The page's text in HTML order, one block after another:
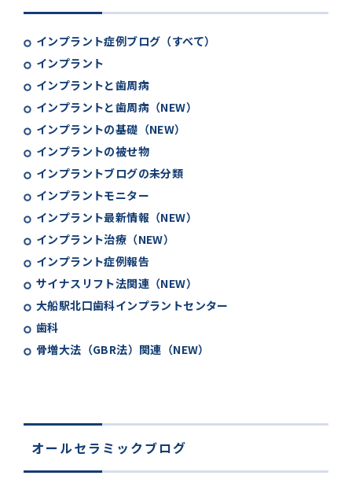
インプラント症例ブログ（すべて）
インプラント
インプラントと歯周病
インプラントと歯周病（NEW）
インプラントの基礎（NEW）
インプラントの被せ物
インプラントブログの未分類
インプラントモニター
インプラント最新情報（NEW）
インプラント治療（NEW）
インプラント症例報告
サイナスリフト法関連（NEW）
大船駅北口歯科インプラントセンター
歯科
骨増大法（GBR法）関連（NEW）
オールセラミックブログ